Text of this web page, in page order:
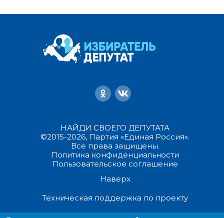
НАЙДИ СВОЕГО ДЕПУТАТА
©2015-2026, Партия «Единая Россия».
Все права защищены.
Политика конфиденциальности
Пользовательское соглашение
Наверх
Техническая поддержка по проекту